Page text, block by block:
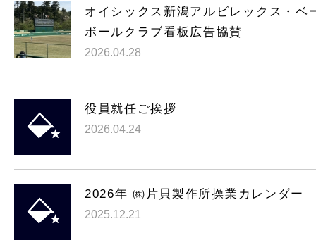
オイシックス新潟アルビレックス・ベ
ボールクラブ看板広告協賛
2026.04.28
役員就任ご挨拶
2026.04.24
2026年 ㈱片貝製作所操業カレンダー
2025.12.21